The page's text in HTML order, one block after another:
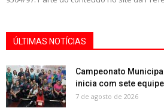
ÚLTIMAS NOTÍCIAS
Campeonato
inicia com sete
7 de agosto de 2026